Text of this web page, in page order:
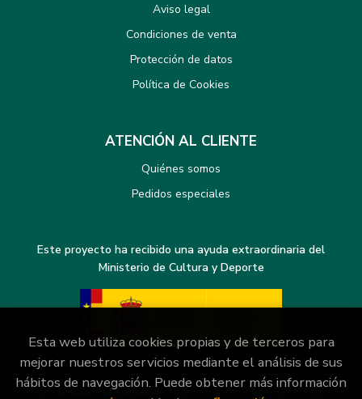
Aviso legal
Condiciones de venta
Protección de datos
Política de Cookies
ATENCIÓN AL CLIENTE
Quiénes somos
Pedidos especiales
Este proyecto ha recibido una ayuda extraordinaria del
Ministerio de Cultura y Deporte
2026 ©Librería General . Todos los Derechos Reservados
Esta web utiliza cookies propias y de terceros para
mejorar nuestros servicios mediante el análisis de sus
hábitos de navegación. Puede obtener más información